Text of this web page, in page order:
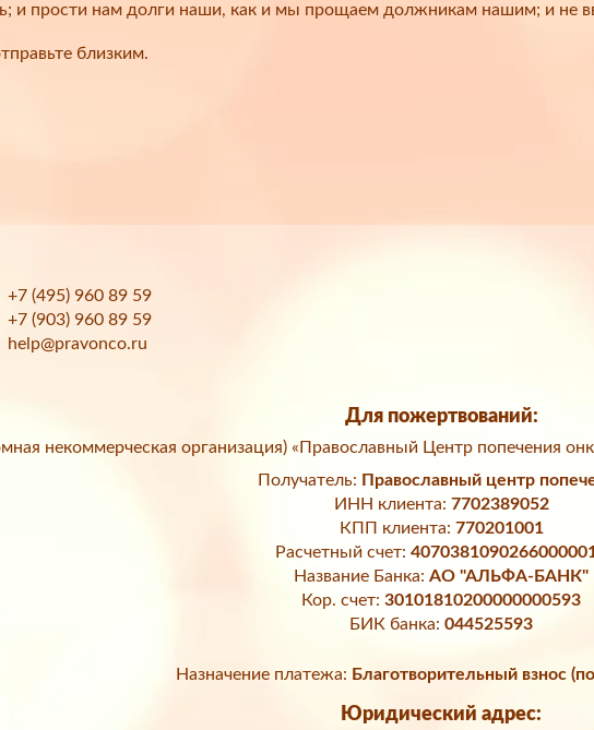
и прости нам долги наши, как и мы прощаем должникам нашим; и не
близким.
+7 (495) 960 89 59
+7 (903) 960 89 59
help@pravonco.ru
Для пожертвований:
некоммерческая организация) «Православный Центр попечения
Получатель: Православный центр
ИНН клиента: 7702389052
КПП клиента: 770201001
Расчетный счет:
Название Банка: АО "АЛЬФА-БАНК"
Кор. счет: 30101810200000000593
БИК банка: 044525593
Назначение платежа: Благотворительный взнос
Юридический адрес: